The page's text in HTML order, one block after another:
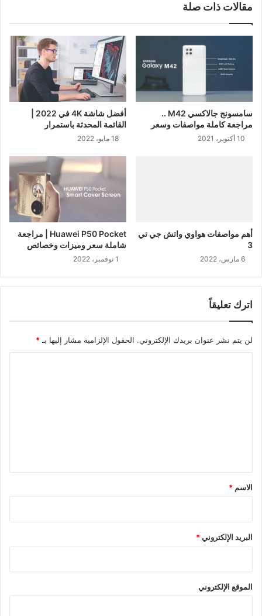
مقالات ذات صلة
سامسونج جالاكسي M42 ..
مراجعة كاملة مواصفات وسعر
10 أكتوبر، 2021
القائمة المحدثة باستمرار
18 مايو، 2022
أهم مواصفات هواوي واتش جي تي
3
6 مارس، 2022
Huawei P50 Pocket | مراجعة
شاملة سعر وميزات وخصائص
1 نوفمبر، 2022
اترك تعليقاً
لن يتم نشر عنوان بريدك الإلكتروني. الحقول الإلزامية مشار إليها بـ *
*
الاسم *
البريد الإلكتروني*
الموقع الإلكتروني